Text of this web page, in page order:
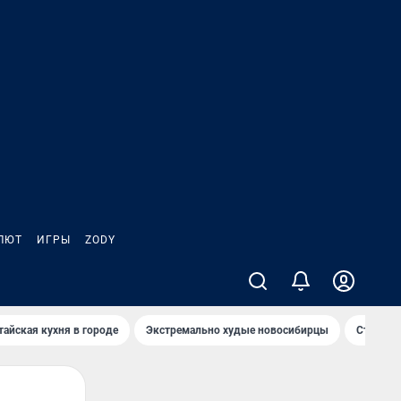
ИГРЫ ZODY
кухня в городе Экстремально худые новосибирцы Старт